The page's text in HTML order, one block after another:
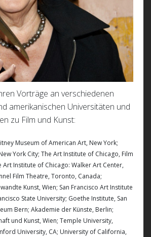
Vorträge an verschiedenen
amerikanischen Universitäten und
zu Film und Kunst:
Museum of American Art, New York;
York City; The Art Institute of Chicago, Film
Art Institute of Chicago: Walker Art Center,
Film Theatre, Toronto, Canada;
Kunst, Wien; San Francisco Art Institute
State University; Goethe Institute, San
Bern; Akademie der Künste, Berlin;
und Kunst, Wien; Temple University,
University, CA; University of California,